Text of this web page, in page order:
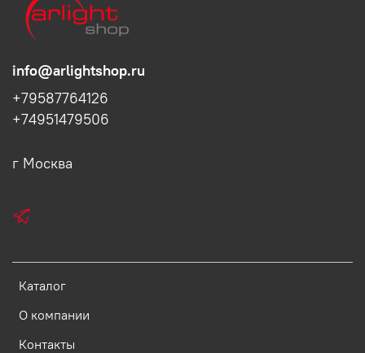
Каталог
О компании
Контакты
info@arlightshop.ru
+79587764126
+74951479506
г Москва